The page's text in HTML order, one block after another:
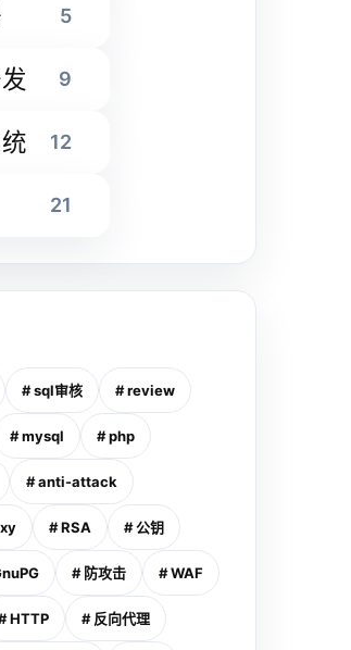
5
9
12
21
# sql审核 # review
# mysql # php
# anti-attack
# RSA # 公钥
# 防攻击 # WAF
HTTP # 反向代理